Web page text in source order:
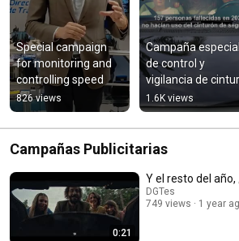
Special campaign
for monitoring and
controlling speed
826 views
Campaña especial
de control y
vigilancia de
de #seguridad y
Marzo 2026
1.6K views
Campañas Publicitarias
0:21
Y el resto del año,
DGTes
749 views
1 year